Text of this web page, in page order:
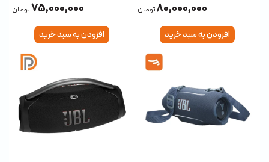
80,000,000تومان
افزودن به سبد خرید
75,000,000تومان
افزودن به سبد خرید